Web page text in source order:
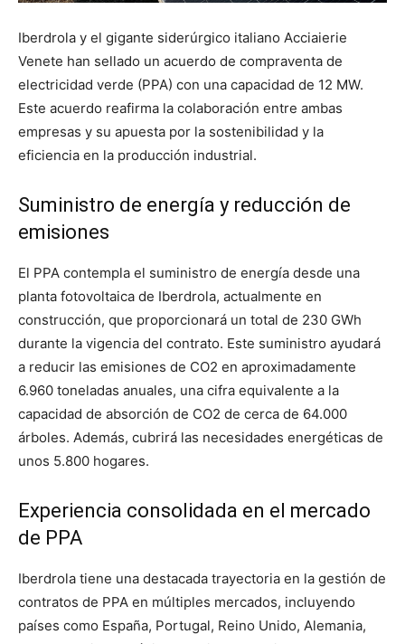
Iberdrola y el gigante siderúrgico italiano Acciaierie
Venete han sellado un acuerdo de compraventa de
electricidad verde (PPA) con una capacidad de 12 MW.
Este acuerdo reafirma la colaboración entre ambas
empresas y su apuesta por la sostenibilidad y la
eficiencia en la producción industrial.
Suministro de energía y reducción de
emisiones
El PPA contempla el suministro de energía desde una
planta fotovoltaica de Iberdrola, actualmente en
construcción, que proporcionará un total de 230 GWh
durante la vigencia del contrato. Este suministro ayudará
a reducir las emisiones de CO2 en aproximadamente
6.960 toneladas anuales, una cifra equivalente a la
capacidad de absorción de CO2 de cerca de 64.000
árboles. Además, cubrirá las necesidades energéticas de
unos 5.800 hogares.
Experiencia consolidada en el mercado
de PPA
Iberdrola tiene una destacada trayectoria en la gestión de
contratos de PPA en múltiples mercados, incluyendo
países como España, Portugal, Reino Unido, Alemania,